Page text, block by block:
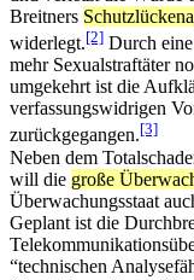
Breitners
widerlegt.[2] Durch
mehr Sexualstraftäter
umgekehrt ist die
verfassungswidrigen
zurückgegangen.[3]
Neben dem
will die große
Überwachungsstaat
Geplant ist die
“technischen